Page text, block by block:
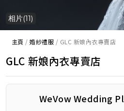
相片(11)
主頁 /婚紗禮服 / GLC 新娘內衣專賣店
GLC 新娘內衣專賣店
WeVow Wedding